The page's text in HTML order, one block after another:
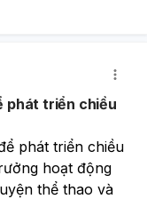
phát triển chiều
phát triển chiều
hoạt động
thể thao và